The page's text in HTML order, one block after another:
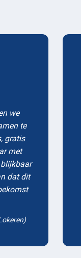
we
te
gratis
met
dat dit